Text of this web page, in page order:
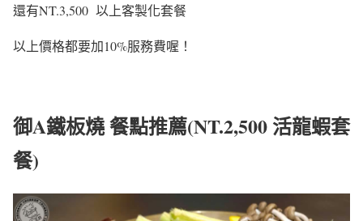
還有NT.3,500 以上客製化套餐
以上價格都要加10%服務費喔！
御A鐵板燒 餐點推薦(NT.2,500 活龍蝦套
餐)